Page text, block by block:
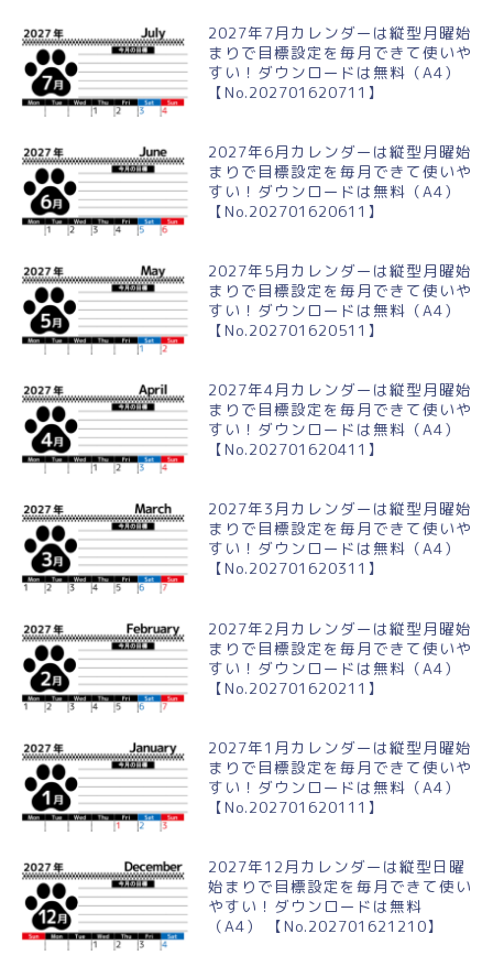
2027年7月カレンダーは縦型月曜始
まりで目標設定を毎月できて使いや
すい！ダウンロードは無料（A4）
【No.202701620711】
2027年6月カレンダーは縦型月曜始
まりで目標設定を毎月できて使いや
すい！ダウンロードは無料（A4）
【No.202701620611】
2027年5月カレンダーは縦型月曜始
まりで目標設定を毎月できて使いや
すい！ダウンロードは無料（A4）
【No.202701620511】
2027年4月カレンダーは縦型月曜始
まりで目標設定を毎月できて使いや
すい！ダウンロードは無料（A4）
【No.202701620411】
2027年3月カレンダーは縦型月曜始
まりで目標設定を毎月できて使いや
すい！ダウンロードは無料（A4）
【No.202701620311】
2027年2月カレンダーは縦型月曜始
まりで目標設定を毎月できて使いや
すい！ダウンロードは無料（A4）
【No.202701620211】
2027年1月カレンダーは縦型月曜始
まりで目標設定を毎月できて使いや
すい！ダウンロードは無料（A4）
【No.202701620111】
2027年12月カレンダーは縦型日曜
始まりで目標設定を毎月できて使い
やすい！ダウンロードは無料
（A4） 【No.202701621210】